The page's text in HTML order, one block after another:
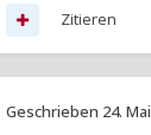
Zitieren
Geschrieben 24. Mai